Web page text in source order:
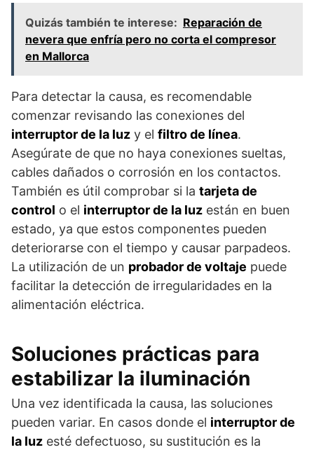
Quizás también te interese: Reparación de
nevera que enfría pero no corta el compresor
en Mallorca
Para detectar la causa, es recomendable
comenzar revisando las conexiones del
interruptor de la luz y el filtro de línea.
Asegúrate de que no haya conexiones sueltas,
cables dañados o corrosión en los contactos.
También es útil comprobar si la tarjeta de
control o el interruptor de la luz están en buen
estado, ya que estos componentes pueden
deteriorarse con el tiempo y causar parpadeos.
La utilización de un probador de voltaje puede
facilitar la detección de irregularidades en la
alimentación eléctrica.
Soluciones prácticas para
estabilizar la iluminación
Una vez identificada la causa, las soluciones
pueden variar. En casos donde el interruptor de
la luz esté defectuoso, su sustitución es la